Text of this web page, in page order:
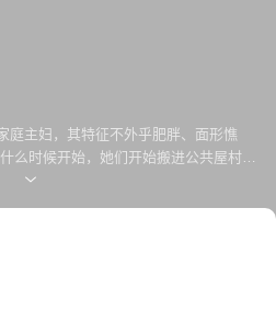
庭主妇，其特征不外乎肥胖、面形憔
么时候开始，她们开始搬进公共屋村
复来？什么时候她们不再漂亮？也不注
者行列，翩翩舞起性感的肚皮舞，回复